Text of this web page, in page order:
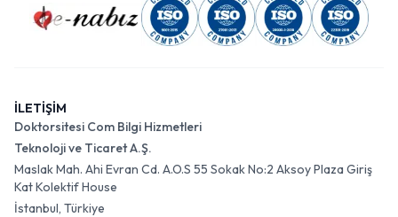
İLETİŞİM
Doktorsitesi Com Bilgi Hizmetleri
Teknoloji ve Ticaret A.Ş.
Maslak Mah. Ahi Evran Cd. A.O.S 55 Sokak No:2 Aksoy Plaza Giriş
Kat Kolektif House
İstanbul, Türkiye